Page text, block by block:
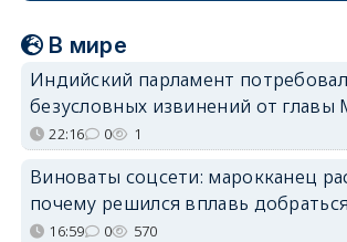
В мире
Индийский парламент потребовал
безусловных извинений от главы
22:16 0 1
Виноваты соцсети: марокканец
почему решился вплавь
16:59 0 570